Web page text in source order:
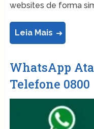
websites de forma
Leia Mais
WhatsApp
Telefone 0800